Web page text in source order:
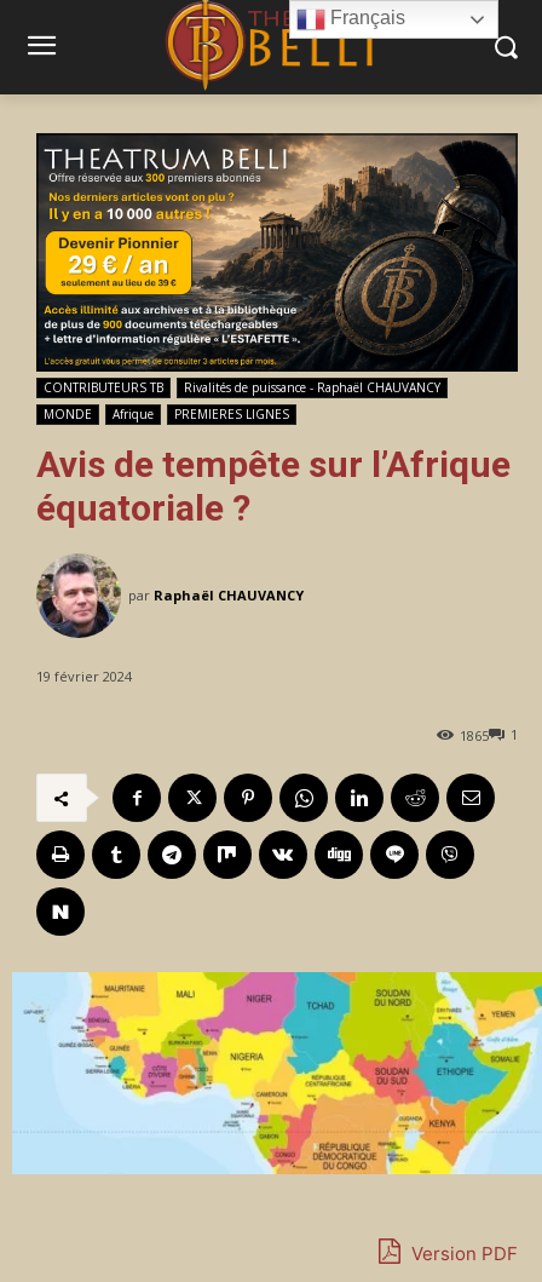
CONTRIBUTEURS TB
Rivalités de puissance - Raphaël CHAUVANCY
MONDE
Afrique PREMIERES LIGNES
Avis de tempête sur l’Afrique
équatoriale ?
par Raphaël CHAUVANCY
19 février 2024
1
1865
Version PDF
Français